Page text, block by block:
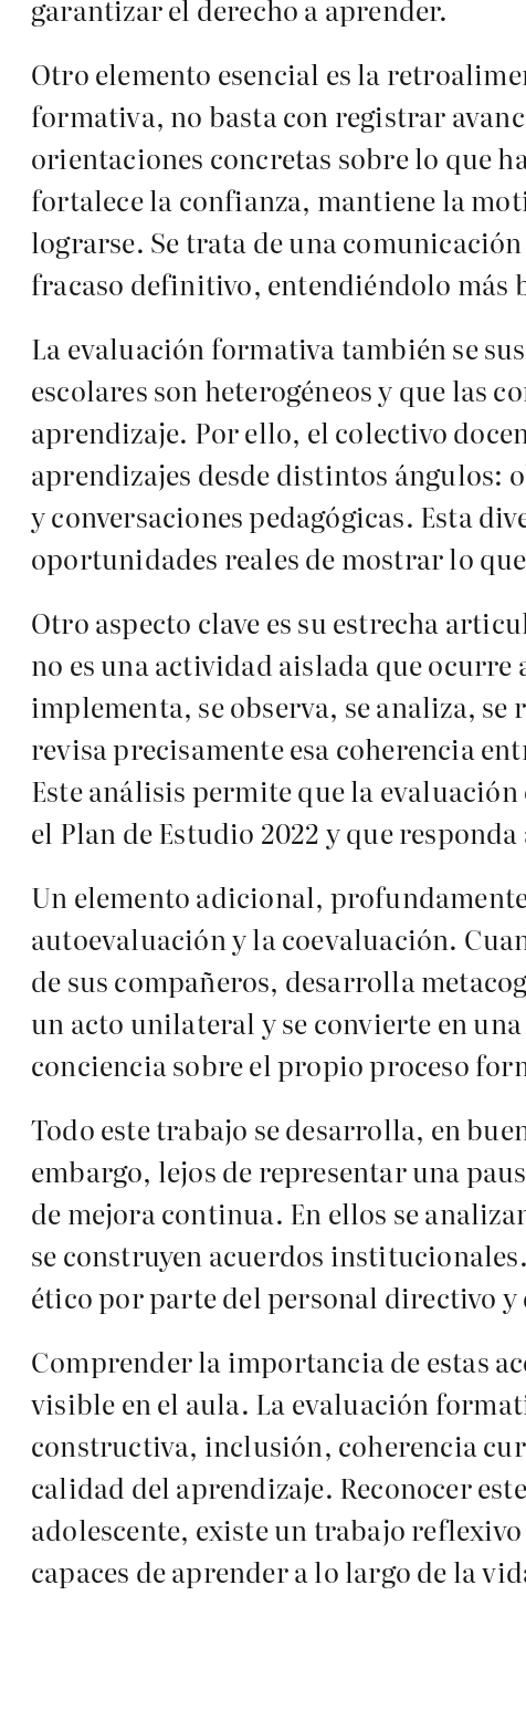
garantizar el derecho a aprender.
Otro elemento esencial es la
formativa, no basta con registrar
orientaciones concretas sobre lo que
fortalece la confianza, mantiene la
lograrse. Se trata de una
fracaso definitivo, entendiéndolo más
La evaluación formativa también se
escolares son heterogéneos y que las
aprendizaje. Por ello, el colectivo
aprendizajes desde distintos ángulos:
y conversaciones pedagógicas. Esta
oportunidades reales de mostrar lo
Otro aspecto clave es su estrecha
no es una actividad aislada que
implementa, se observa, se analiza, se
revisa precisamente esa coherencia
Este análisis permite que la
el Plan de Estudio 2022 y que
Un elemento adicional,
autoevaluación y la coevaluación.
de sus compañeros, desarrolla
un acto unilateral y se convierte en
conciencia sobre el propio proceso
Todo este trabajo se desarrolla, en
embargo, lejos de representar una
de mejora continua. En ellos se
se construyen acuerdos
ético por parte del personal directivo y
Comprender la importancia de estas
visible en el aula. La evaluación
constructiva, inclusión, coherencia
calidad del aprendizaje. Reconocer
adolescente, existe un trabajo
capaces de aprender a lo largo de la